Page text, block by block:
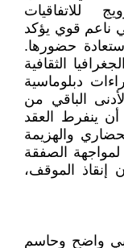
للاتفاقيات
ناعم قوي يؤكد
حضورها.
الثقافية
دبلوماسية
الباقي من
ينفرط العقد
والهزيمة
الصفقة
إنقاذ الموقف،
واضح وحاسم